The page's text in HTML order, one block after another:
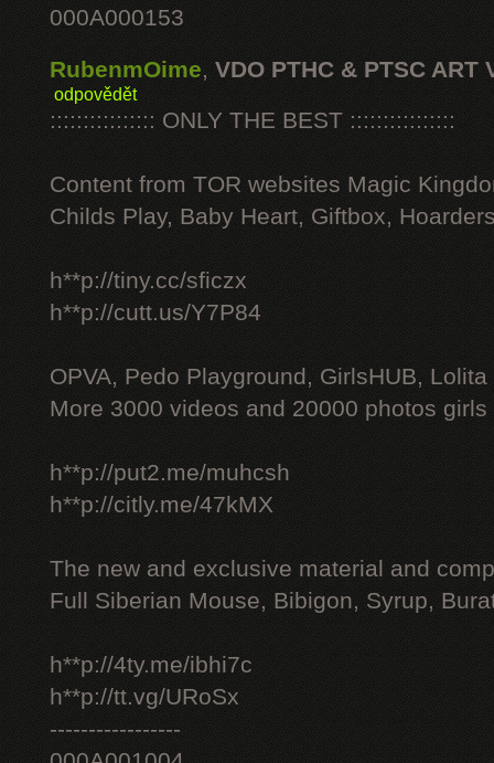
000A000153
RubenmOime, VDO PTHC & PTSC ART
odpovědět
:::::::::::::::: ONLY THE BEST ::::::::::::::::
Content from TOR websites Magic
Childs Play, Baby Heart, Giftbox,
h**p://tiny.cc/sficzx
h**p://cutt.us/Y7P84
OPVA, Pedo Playground, GirlsHUB, Lolita
More 3000 videos and 20000 photos
h**p://put2.me/muhcsh
h**p://citly.me/47kMX
The new and exclusive material and
Full Siberian Mouse, Bibigon, Syrup,
h**p://4ty.me/ibhi7c
h**p://tt.vg/URoSx
-----------------